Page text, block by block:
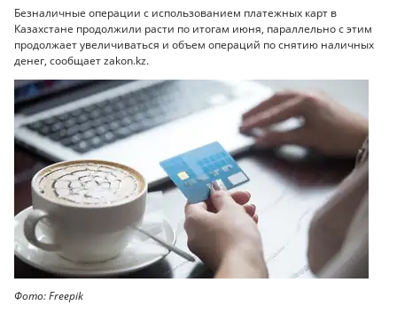
Безналичные операции с использованием платежных карт в
Казахстане продолжили расти по итогам июня, параллельно с этим
продолжает увеличиваться и объем операций по снятию наличных
денег, сообщает zakon.kz.
Фото: Freepik